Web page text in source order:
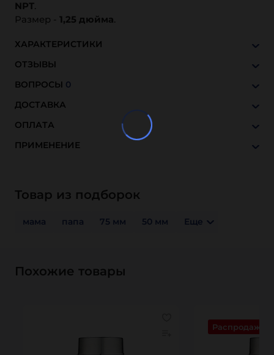
NPT.
Размер - 1,25 дюйма.
ХАРАКТЕРИСТИКИ
ОТЗЫВЫ
ВОПРОСЫ 0
ДОСТАВКА
ОПЛАТА
ПРИМЕНЕНИЕ
Товар из подборок
мама папа 75 мм 50 мм Еще
Похожие товары
Распродажа